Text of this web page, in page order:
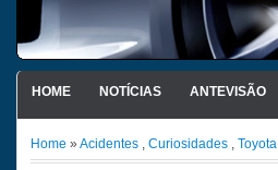
HOME NOTÍCIAS ANTEVISÃO
Home » Acidentes , Curiosidades , Toyota